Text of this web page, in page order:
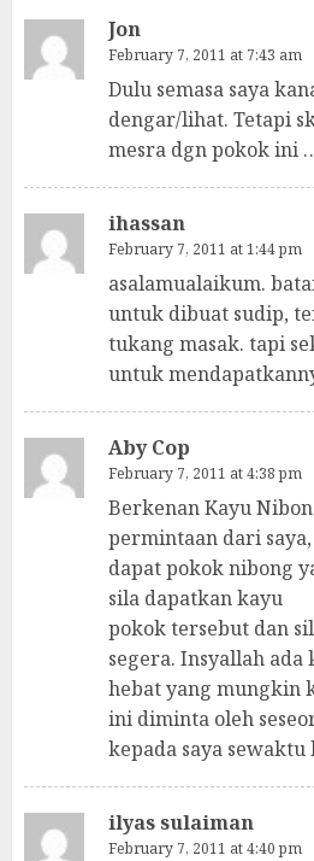
Jon
February 7, 2011 at 7:43 am
Dulu semasa saya
dengar/lihat. Tetapi
mesra dgn pokok
ihassan
February 7, 2011 at 1:44 pm
asalamualaikum.
untuk dibuat sudip,
tukang masak. tapi
untuk
Aby Cop
February 7, 2011 at 4:38 pm
Berkenan Kayu
permintaan dari
dapat pokok nibong
sila dapatkan kayu
pokok tersebut dan
segera. Insyallah ada
hebat yang mungkin
ini diminta oleh
kepada saya
ilyas sulaiman
February 7, 2011 at 4:40 pm